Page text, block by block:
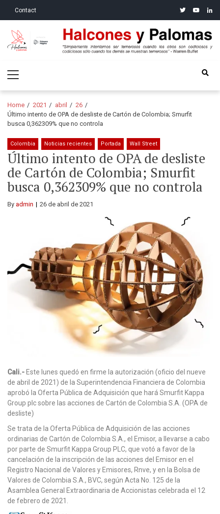
Contact twitteryoutube
Halcones y Palomas
Menu
Home 2021 abril
26
Último intento de OPA de desliste de Cartón de Colombia; Smurfit
busca 0,362309% que no controla
Colombia Noticias recientes Portada Wall Street
Último intento de OPA de desliste
de Cartón de Colombia; Smurfit
busca 0,362309% que no controla
By admin 26 de abril de 2021
Cali.- Este lunes quedó en firme la autorización (oficio del nueve
de abril de 2021) de la Superintendencia Financiera de Colombia
aprobó la Oferta Pública de Adquisición que hará Smurfit Kappa
Group plc sobre las acciones de Cartón de Colombia S.A. (OPA de
desliste)
Se trata de la Oferta Pública de Adquisición de las acciones
ordinarias de Cartón de Colombia S.A., el Emisor, a llevarse a cabo
por parte de Smurfit Kappa Group PLC, que votó a favor de la
cancelación de la inscripción de las acciones del Emisor en el
Registro Nacional de Valores y Emisores, Rnve, y en la Bolsa de
Valores de Colombia S.A., BVC, según Acta No. 125 de la
Asamblea General Extraordinaria de Accionistas celebrada el 12
de febrero de 2021.